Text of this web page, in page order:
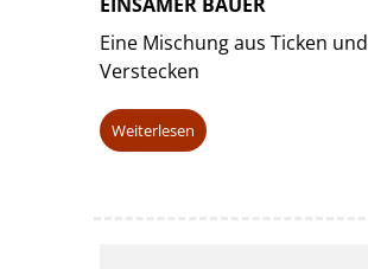
EINSAMER BAUER
Eine Mischung aus Ticken und
Verstecken
Weiterlesen